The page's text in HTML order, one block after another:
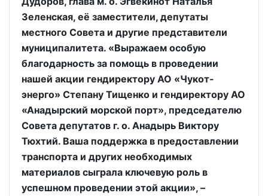
Зеленская, её заместители, депутаты
местного Совета и другие представители
муниципалитета. «Выражаем особую
благодарность за помощь в проведении
нашей акции гендиректору АО «Чукот-
энерго» Степану Тищенко и гендиректору АО
«Анадырский морской порт», председателю
Совета депутатов г. о. Анадырь Виктору
Тюхтий. Ваша поддержка в предоставлении
транспорта и других необходимых
материалов сыграла ключевую роль в
успешном проведении этой акции», –